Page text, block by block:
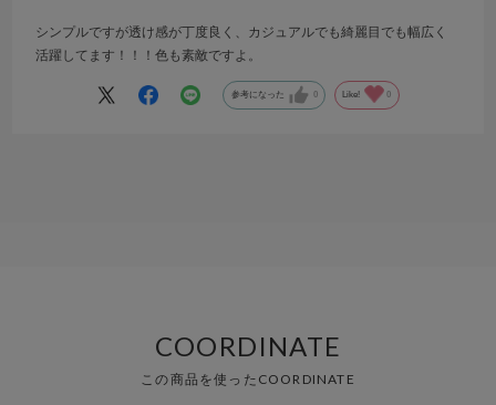
シンプルですが透け感が丁度良く、カジュアルでも綺麗目でも幅広く
活躍してます！！！色も素敵ですよ。
参考になった 0 Like! 0
COORDINATE
この商品を使ったCOORDINATE